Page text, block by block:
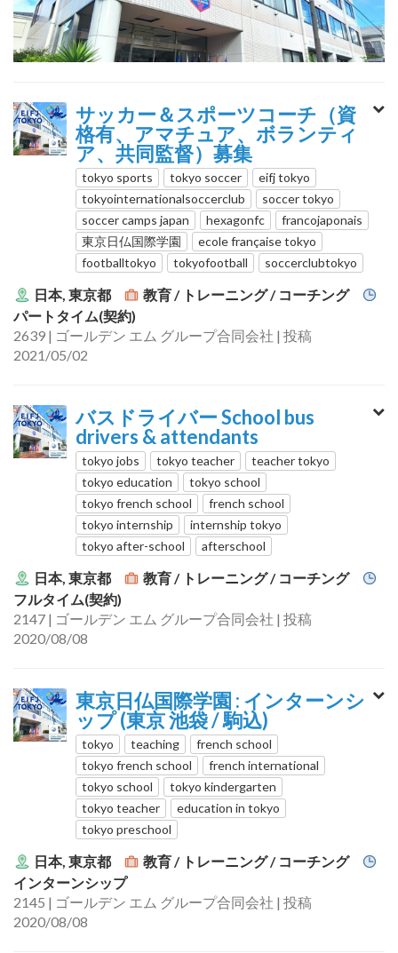
サッカー＆スポーツコーチ（資
格有、アマチュア、ボランティ
ア、共同監督）募集
tokyo sports tokyo soccer
eifj tokyo
tokyointernationalsoccerclub
soccer tokyo
soccer camps japan
hexagonfc
francojaponais
東京日仏国際学園
ecole française tokyo
footballtokyo
tokyofootball soccerclubtokyo
日本, 東京都
教育 / トレーニング / コーチング
パートタイム(契約)
2639 | ゴールデン エム グループ合同会社 | 投稿
2021/05/02
バスドライバー School bus
drivers & attendants
tokyo jobs tokyo teacher
teacher tokyo
tokyo education
tokyo school
tokyo french school
french school
tokyo internship
internship tokyo
tokyo after-school
afterschool
日本, 東京都
教育 / トレーニング / コーチング
フルタイム(契約)
2147 | ゴールデン エム グループ合同会社 | 投稿
2020/08/08
東京日仏国際学園 : インターンシ
ップ (東京 池袋 / 駒込)
tokyo teaching
french school
tokyo french school
french international
tokyo school
tokyo kindergarten
tokyo teacher
education in tokyo
tokyo preschool
日本, 東京都
教育 / トレーニング / コーチング
インターンシップ
2145 | ゴールデン エム グループ合同会社 | 投稿
2020/08/08